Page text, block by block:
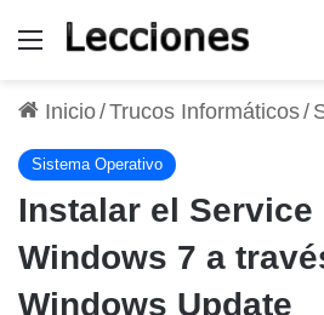
Menú
Inicio/Trucos Informáticos/
Sistema Operativo
Instalar el Service
Windows 7 a
Windows Update